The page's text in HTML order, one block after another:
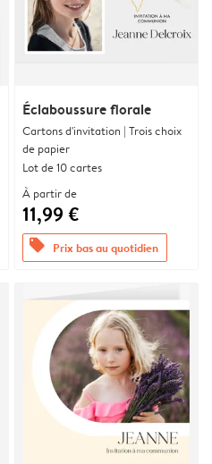
Éclaboussure florale
Cartons d'invitation | Trois choix
de papier
Lot de 10 cartes
À partir de
11,99 €
offers Prix bas au quotidien